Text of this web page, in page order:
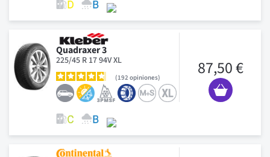
Quadraxer 3
225/45 R 17 94V XL
192 opiniones 87,50 €